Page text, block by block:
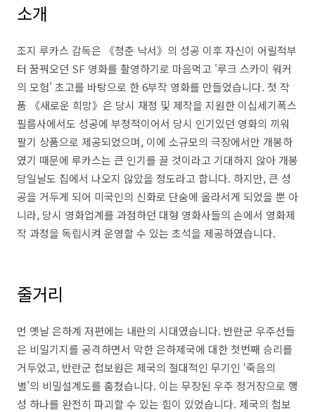
소개
조지 루카스 감독은 《청춘 낙서》의 성공 이후 자신이 어릴적부
터 꿈꿔오던 SF 영화를 촬영하기로 마음먹고 '루크 스카이 워커
의 모험' 초고를 바탕으로 한 6부작 영화를 만들었습니다. 첫 작
품 《새로운 희망》은 당시 재정 및 제작을 지원한 이십세기폭스
필름사에서도 성공에 부정적이어서 당시 인기있던 영화의 끼워
팔기 상품으로 제공되었으며, 이에 소규모의 극장에서만 개봉하
였기 때문에 루카스는 큰 인기를 끌 것이라고 기대하지 않아 개봉
당일날도 집에서 나오지 않았을 정도라고 합니다. 하지만, 큰 성
공을 거두게 되어 미국인의 신화로 단숨에 올라서게 되었을 뿐 아
니라, 당시 영화업계를 과점하던 대형 영화사들의 손에서 영화제
작 과정을 독립시켜 운영할 수 있는 초석을 제공하였습니다.
줄거리
먼 옛날 은하계 저편에는 내란의 시대였습니다. 반란군 우주선들
은 비밀기지를 공격하면서 악한 은하제국에 대한 첫번째 승리를
거두었고, 반란군 첩보원은 제국의 절대적인 무기인 ‘죽음의
별’의 비밀설계도를 훔쳤습니다. 이는 무장된 우주 정거장으로 행
성 하나를 완전히 파괴할 수 있는 힘이 있었습니다. 제국의 첩보